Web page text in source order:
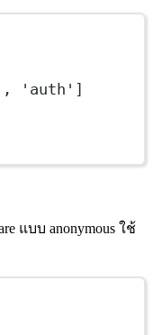
, 'auth' ]
แบบ anonymous ใช้